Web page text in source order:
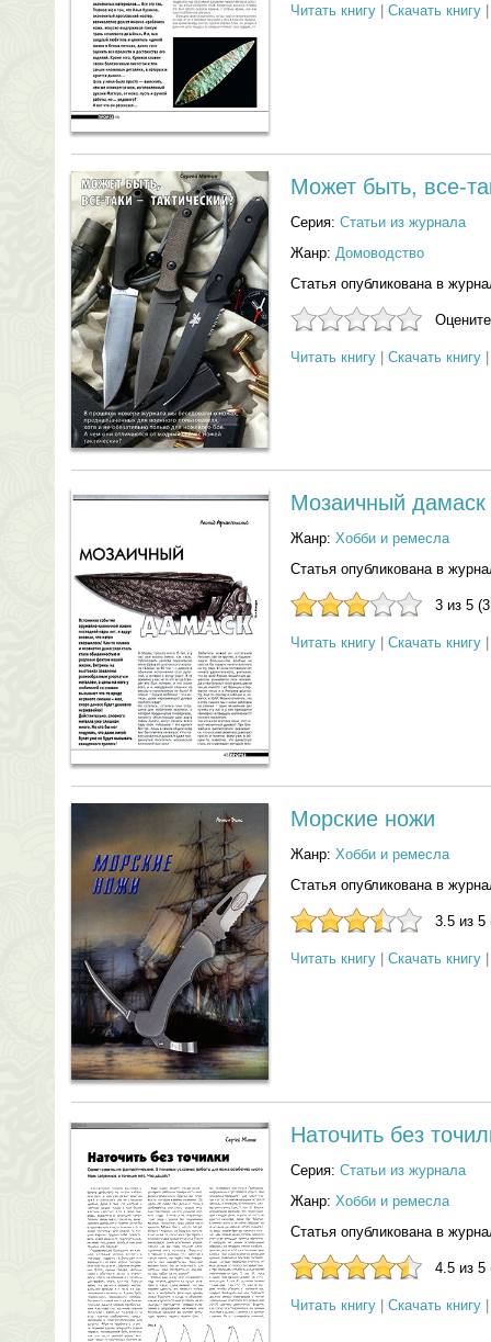
Читать книгу Скачать книгу
Может быть, все-
Серия: Статьи из журнала
Жанр: Домоводство
Статья опубликована в
Читать книгу Скачать книгу
Мозаичный дамаск
Жанр: Хобби и ремесла
Статья опубликована в
3 из 5
Читать книгу Скачать книгу
Морские ножи
Жанр: Хобби и ремесла
Статья опубликована в
3.5 из 5
Читать книгу Скачать книгу
Наточить без
Серия: Статьи из журнала
Жанр: Хобби и ремесла
Статья опубликована в
4.5 из 5
Читать книгу Скачать книгу